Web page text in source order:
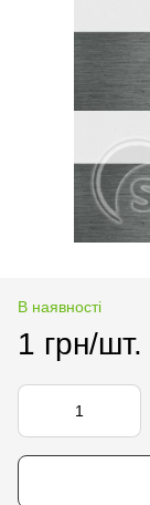
В наявності
1 грн/шт.